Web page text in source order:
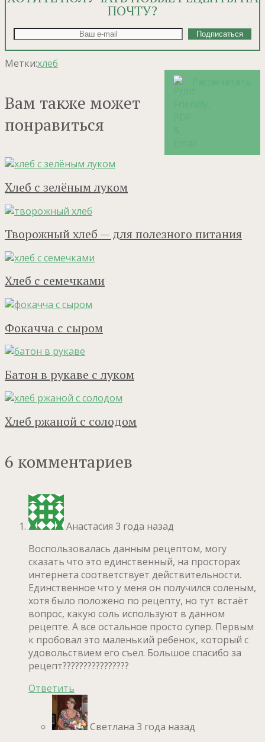
ПОЧТУ?
Метки:хлеб
Вам также может
понравиться
Хлеб с зелёным луком
Творожный хлеб — для полезного питания
Хлеб с семечками
Фокачча с сыром
Батон в рукаве с луком
Хлеб ржаной с солодом
6 комментариев
Анастасия 3 года назад
Воспользовалась данным рецептом, могу
сказать что это единственный, на просторах
интернета соответствует действительности.
Единственное что у меня он получился соленым,
хотя было положено по рецепту, но тут встаёт
вопрос, какую соль используют в данном
рецепте. А все остальное просто супер. Первым
к пробовал это маленький ребенок, который с
удовольствием его съел. Большое спасибо за
рецепт????????????????
Ответить
Светлана 3 года назад